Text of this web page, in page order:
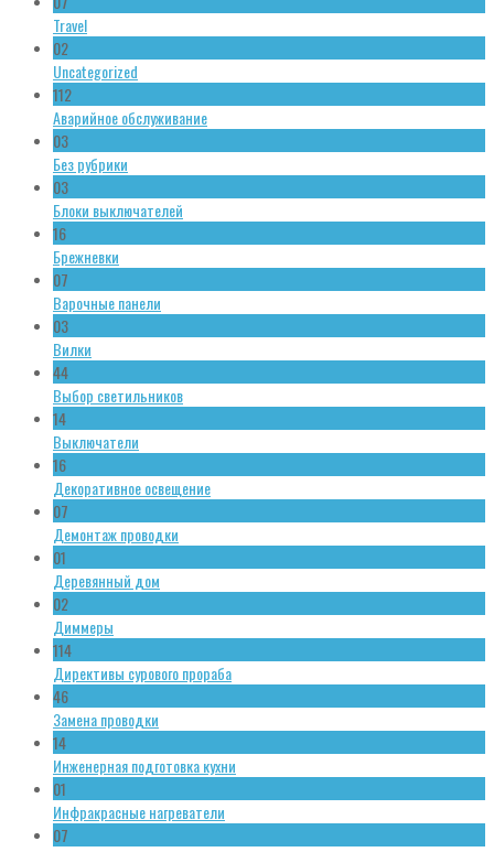
Travel
02
Uncategorized
112
Аварийное обслуживание
03
Без рубрики
03
Блоки выключателей
16
Брежневки
07
Варочные панели
03
Вилки
44
Выбор светильников
14
Выключатели
16
Декоративное освещение
07
Демонтаж проводки
01
Деревянный дом
02
Диммеры
114
Директивы сурового прораба
46
Замена проводки
14
Инженерная подготовка кухни
01
Инфракрасные нагреватели
07